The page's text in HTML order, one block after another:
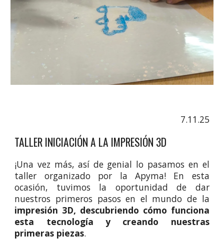
7.11.25
TALLER INICIACIÓN A LA IMPRESIÓN 3D
¡Una vez más, así de genial lo pasamos en el
taller organizado por la Apyma! En esta
ocasión, tuvimos la oportunidad de dar
nuestros primeros pasos en el mundo de la
impresión 3D, descubriendo cómo funciona
esta tecnología y creando nuestras
primeras piezas.